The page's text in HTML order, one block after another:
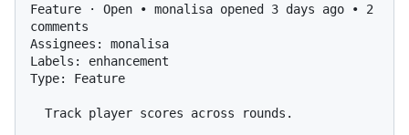
Feature · Open • monalisa opened 3 days ago • 2
comments
Assignees: monalisa
Labels: enhancement
Type: Feature